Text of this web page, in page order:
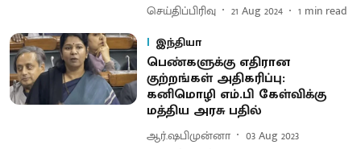
செய்திப்பிரிவு 21 Aug 2024 1 min read
இந்தியா
பெண்களுக்கு எதிரான
குற்றங்கள் அதிகரிப்பு:
கனிமொழி எம்.பி கேள்விக்கு
மத்திய அரசு பதில்
ஆர்.ஷபிமுன்னா
03 Aug 2023